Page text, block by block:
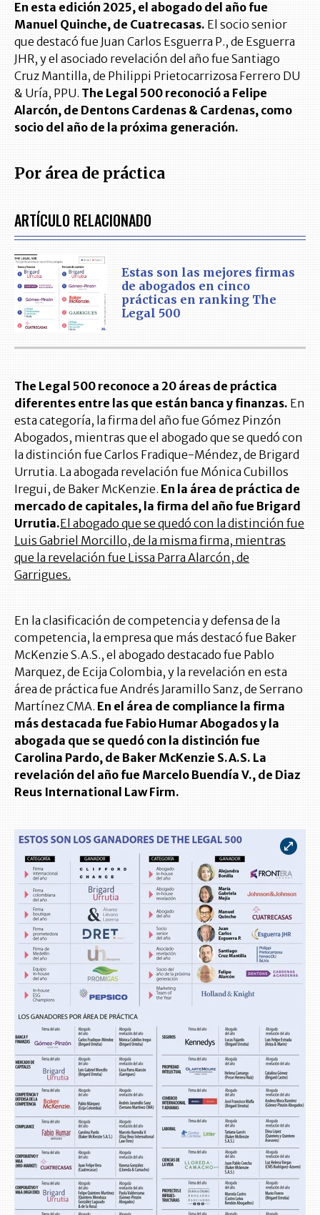
En esta edición 2025, el abogado del año fue
Manuel Quinche, de Cuatrecasas. El socio senior
que destacó fue Juan Carlos Esguerra P., de Esguerra
JHR, y el asociado revelación del año fue Santiago
Cruz Mantilla, de Philippi Prietocarrizosa Ferrero DU
& Uría, PPU. The Legal 500 reconoció a Felipe
Alarcón, de Dentons Cardenas & Cardenas, como
socio del año de la próxima generación.
Por área de práctica
ARTÍCULO RELACIONADO
Estas son las mejores firmas
de abogados en cinco
prácticas en ranking The
Legal 500
The Legal 500 reconoce a 20 áreas de práctica
diferentes entre las que están banca y finanzas. En
esta categoría, la firma del año fue Gómez Pinzón
Abogados, mientras que el abogado que se quedó con
la distinción fue Carlos Fradique-Méndez, de Brigard
Urrutia. La abogada revelación fue Mónica Cubillos
Iregui, de Baker McKenzie. En la área de práctica de
mercado de capitales, la firma del año fue Brigard
Urrutia.El abogado que se quedó con la distinción fue
Luis Gabriel Morcillo, de la misma firma, mientras
que la revelación fue Lissa Parra Alarcón, de
Garrigues.
En la clasificación de competencia y defensa de la
competencia, la empresa que más destacó fue Baker
McKenzie S.A.S., el abogado destacado fue Pablo
Marquez, de Ecija Colombia, y la revelación en esta
área de práctica fue Andrés Jaramillo Sanz, de Serrano
Martínez CMA. En el área de compliance la firma
más destacada fue Fabio Humar Abogados y la
abogada que se quedó con la distinción fue
Carolina Pardo, de Baker McKenzie S.A.S. La
revelación del año fue Marcelo Buendía V., de Diaz
Reus International Law Firm.